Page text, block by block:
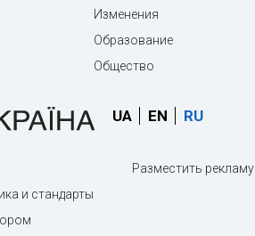
Изменения
Образование
Общество
UA EN RU
и стандарты
Разместить рекламу